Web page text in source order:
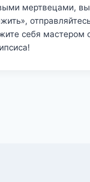
мертвецами,
себя мастером